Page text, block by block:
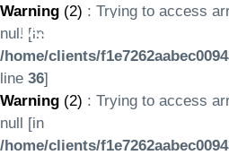
Warning (2) : Trying to access
null [in
/home/clients/
line 36]
Warning (2) : Trying to access
null [in
/home/clients/
LASERTOURS